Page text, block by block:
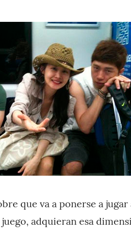
que va a ponerse a
adquieran esa